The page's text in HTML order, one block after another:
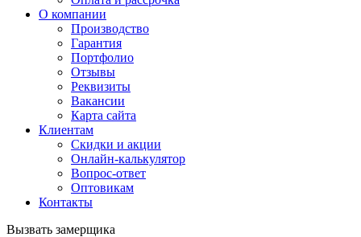
О компании
Производство
Гарантия
Портфолио
Отзывы
Реквизиты
Вакансии
Карта сайта
Клиентам
Скидки и акции
Онлайн-калькулятор
Вопрос-ответ
Оптовикам
Контакты
Вызвать замерщика